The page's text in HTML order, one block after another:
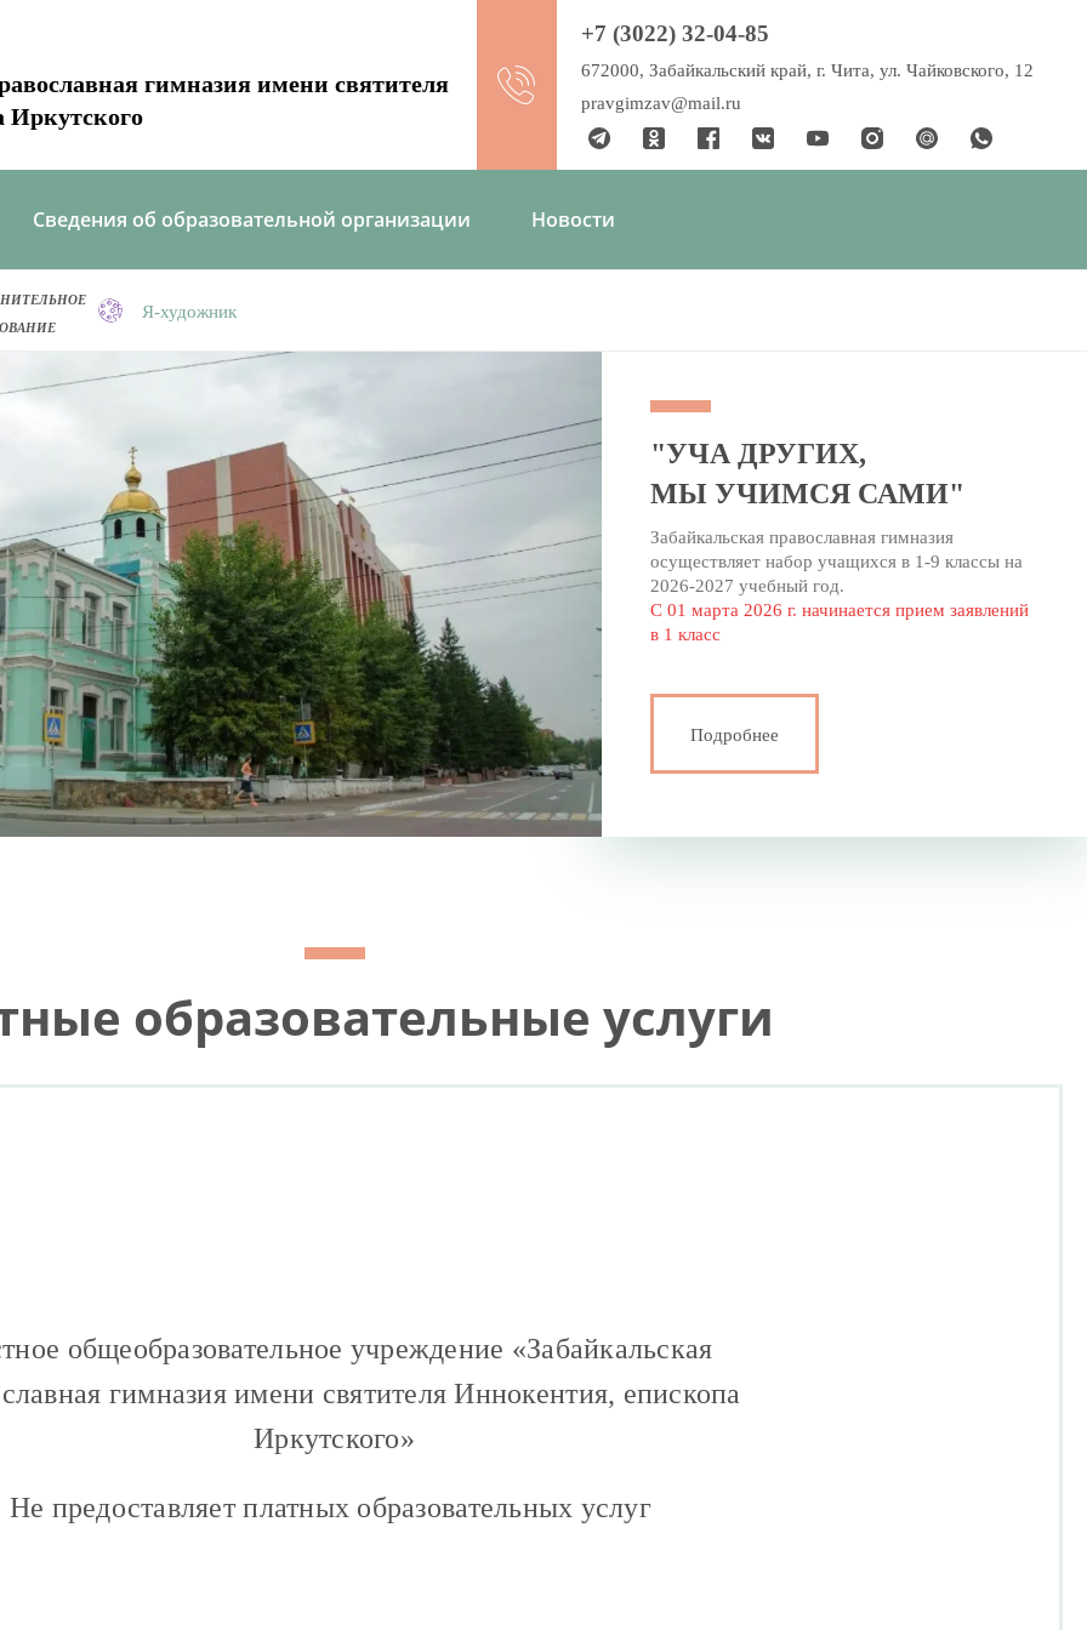
гимназия имени святителя
Иркутского
+7 (3022) 32-04-85
672000, Забайкальский край, г. Чита, ул. Чайковского, 12
pravgimzav@mail.ru
Сведения об образовательной организации Новости
Я-художник
"УЧА ДРУГИХ,
МЫ УЧИМСЯ САМИ"
Забайкальская православная гимназия
осуществляет набор учащихся в 1-9 классы на
2026-2027 учебный год.
С 01 марта 2026 г. начинается прием заявлений
в 1 класс
Подробнее
образовательные услуги
общеобразовательное учреждение «Забайкальская
гимназия имени святителя Иннокентия, епископа
Иркутского»
Не предоставляет платных образовательных услуг